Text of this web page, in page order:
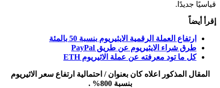
قياسيًا جديدًا.
إقرأ أيضاً
ارتفاع العملة الرقمية الايثيريوم بنسبة 50 بالمئة
طرق شراء الايثيريوم عن طريق PayPal
كل ما تود معرفته عن عملة الاثيريوم ETH
المقال المذكور اعلاه كان بعنوان / احتمالية ارتفاع سعر الاثيريوم
بنسبة 800% .